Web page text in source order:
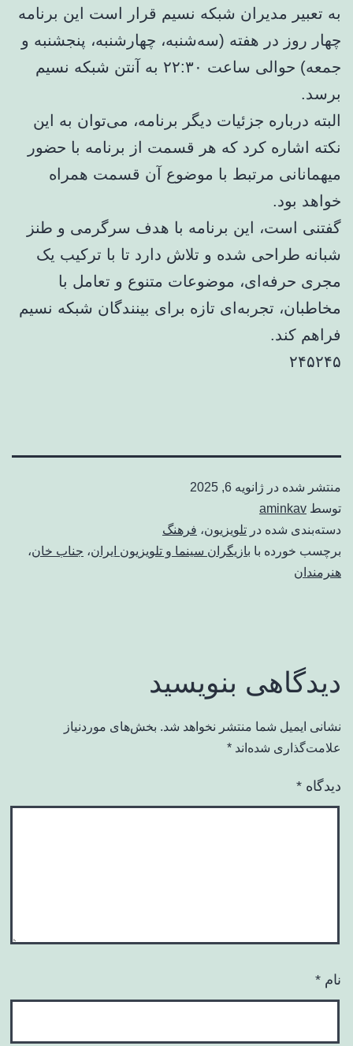
به تعبیر مدیران شبکه نسیم قرار است این برنامه
چهار روز در هفته (سه‌شنبه، چهارشنبه، پنجشنبه و
جمعه) حوالی ساعت ۲۲:۳۰ به آنتن شبکه نسیم
برسد.
البته درباره جزئیات دیگر برنامه، می‌توان به این
نکته اشاره کرد که هر قسمت از برنامه با حضور
میهمانانی مرتبط با موضوع آن قسمت همراه
خواهد بود.
گفتنی است، این برنامه با هدف سرگرمی و طنز
شبانه طراحی شده و تلاش دارد تا با ترکیب یک
مجری حرفه‌ای، موضوعات متنوع و تعامل با
مخاطبان، تجربه‌ای تازه برای بینندگان شبکه نسیم
فراهم کند.
۲۴۵۲۴۵
منتشر شده در ژانویه 6, 2025
توسط aminkav
دسته‌بندی شده در تلویزیون، فرهنگ
برچسب خورده با بازیگران سینما و تلویزیون ایران، جناب خان،
هنرمندان
دیدگاهی بنویسید
نشانی ایمیل شما منتشر نخواهد شد. بخش‌های موردنیاز
علامت‌گذاری شده‌اند *
دیدگاه *
نام *